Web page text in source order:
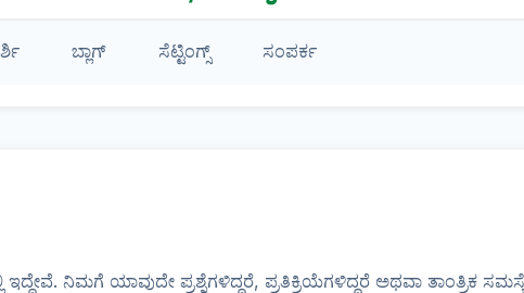
ಬ್ಲಾಗ್ ಸೆಟ್ಟಿಂಗ್ಸ್ ಸಂಪರ್ಕ
ನಿಮಗೆ ಯಾವುದೇ ಪ್ರಶ್ನೆಗಳಿದ್ದರೆ, ಪ್ರತಿಕ್ರಿಯೆಗಳಿದ್ದರೆ ಅಥವಾ ತಾಂತ್ರಿಕ